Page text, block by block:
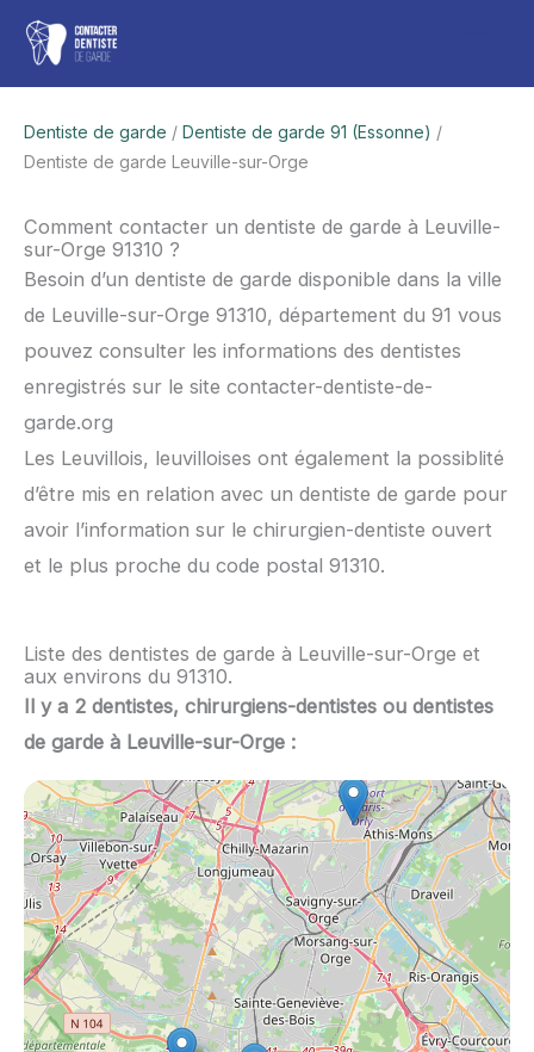
Aller
contenu
Dentiste de garde / Dentiste de garde 91 (Essonne) /
Dentiste de garde Leuville-sur-Orge
Comment contacter un dentiste de garde à Leuville-
sur-Orge 91310 ?
Besoin d’un dentiste de garde disponible dans la ville
de Leuville-sur-Orge 91310, département du 91 vous
pouvez consulter les informations des dentistes
enregistrés sur le site contacter-dentiste-de-
garde.org
Les Leuvillois, leuvilloises ont également la possiblité
d’être mis en relation avec un dentiste de garde pour
avoir l’information sur le chirurgien-dentiste ouvert
et le plus proche du code postal 91310.
Liste des dentistes de garde à Leuville-sur-Orge et
aux environs du 91310.
Il y a 2 dentistes, chirurgiens-dentistes ou dentistes
de garde à Leuville-sur-Orge :